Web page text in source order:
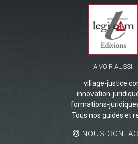
A VOIR AUSSI:
village-
innovation-
formations-
Tous nos guides et
NOUS